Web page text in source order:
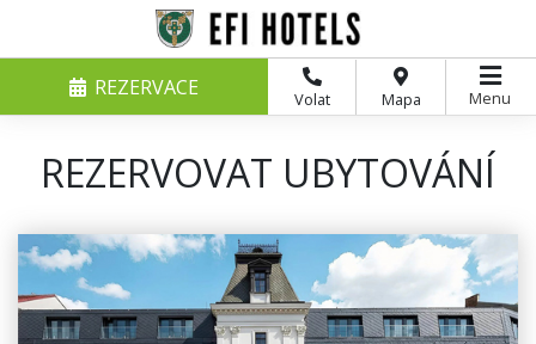
Volat Mapa
REZERVACE Menu
REZERVOVAT UBYTOVÁNÍ